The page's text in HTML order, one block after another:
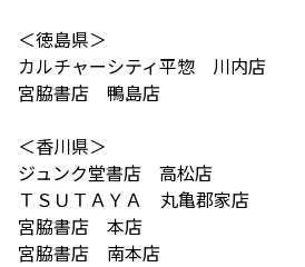
＜徳島県＞
カルチャーシティ平惣 川内店
宮脇書店 鴨島店
＜香川県＞
ジュンク堂書店 高松店
ＴＳＵＴＡＹＡ 丸亀郡家店
宮脇書店 本店
宮脇書店 南本店